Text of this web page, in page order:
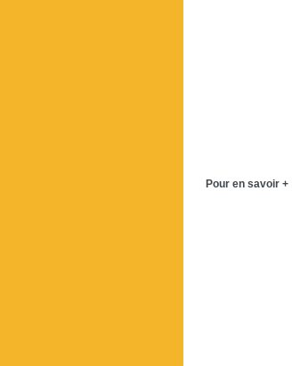
Pour en savoir +